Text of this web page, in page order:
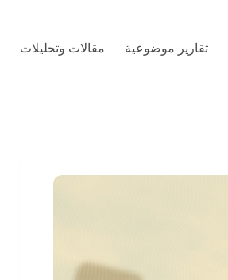
تقارير موضوعية مقالات وتحليلات